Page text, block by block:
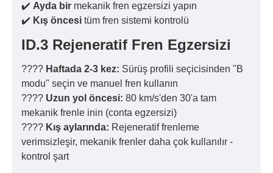
✔️ Ayda bir mekanik fren egzersizi yapın
✔️ Kış öncesi tüm fren sistemi kontrolü
ID.3 Rejeneratif Fren Egzersizi
???? Haftada 2-3 kez: Sürüş profili seçicisinden "B
modu" seçin ve manuel fren kullanın
???? Uzun yol öncesi: 80 km/s'den 30'a tam
mekanik frenle inin (conta egzersizi)
???? Kış aylarında: Rejeneratif frenleme
verimsizleşir, mekanik frenler daha çok kullanılır -
kontrol şart